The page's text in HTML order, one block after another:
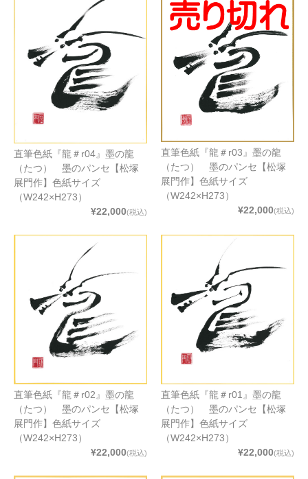
直筆色紙『龍＃r04』墨の龍
（たつ） 墨のパンセ【松塚
展門作】色紙サイズ
（W242×H273）
¥22,000(税込)
直筆色紙『龍＃r03』墨の龍
（たつ） 墨のパンセ【松塚
展門作】色紙サイズ
（W242×H273）
¥22,000(税込)
直筆色紙『龍＃r02』墨の龍
（たつ） 墨のパンセ【松塚
展門作】色紙サイズ
（W242×H273）
¥22,000(税込)
直筆色紙『龍＃r01』墨の龍
（たつ） 墨のパンセ【松塚
展門作】色紙サイズ
（W242×H273）
¥22,000(税込)